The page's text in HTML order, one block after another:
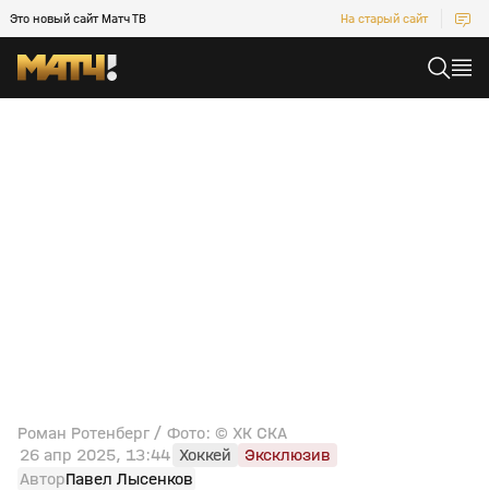
Это новый сайт Матч ТВ На старый сайт
Роман Ротенберг / Фото: © ХК СКА
26 апр 2025, 13:44 Хоккей
Эксклюзив
АвторПавел Лысенков